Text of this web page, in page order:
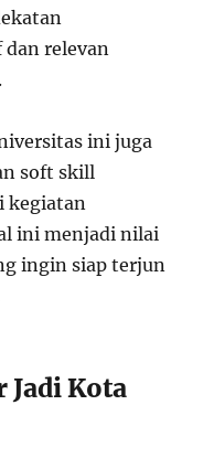
relevan
ini juga
soft skill
kegiatan
ini menjadi nilai
ingin siap terjun
Jadi Kota